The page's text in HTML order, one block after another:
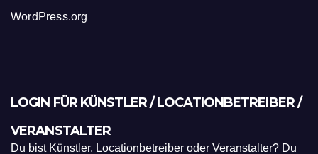
WordPress.org
LOGIN FÜR KÜNSTLER / LOCATIONBETREIBER /
VERANSTALTER
Du bist Künstler, Locationbetreiber oder Veranstalter? Du